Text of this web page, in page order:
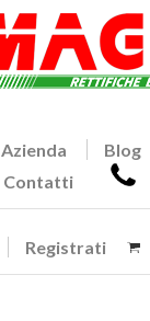
Azienda Blog
Contatti
Registrati